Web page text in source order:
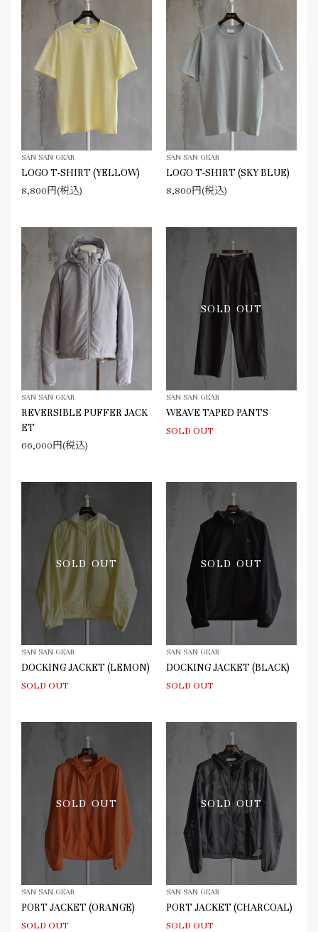
SAN SAN GEAR
LOGO T-SHIRT (YELLOW)
8,800円(税込)
SAN SAN GEAR
LOGO T-SHIRT (SKY BLUE)
8,800円(税込)
SAN SAN GEAR
REVERSIBLE PUFFER JACK
ET
66,000円(税込)
SOLD OUT
SAN SAN GEAR
WEAVE TAPED PANTS
SOLD OUT
SOLD OUT
SAN SAN GEAR
DOCKING JACKET (LEMON)
SOLD OUT
SOLD OUT
SAN SAN GEAR
DOCKING JACKET (BLACK)
SOLD OUT
SOLD OUT
SAN SAN GEAR
PORT JACKET (ORANGE)
SOLD OUT
SOLD OUT
SAN SAN GEAR
PORT JACKET (CHARCOAL)
SOLD OUT